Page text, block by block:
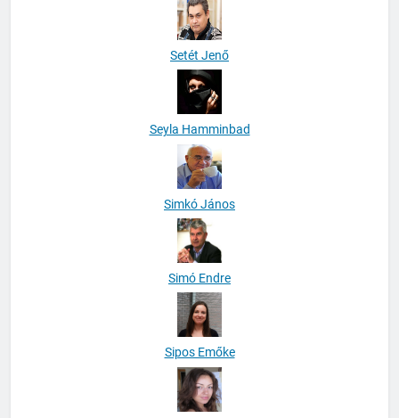
Setét Jenő
Seyla Hamminbad
Simkó János
Simó Endre
Sipos Emőke